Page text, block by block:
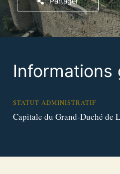
Informations
STATUT ADMINISTRATIF
Capitale du Grand-Duché de